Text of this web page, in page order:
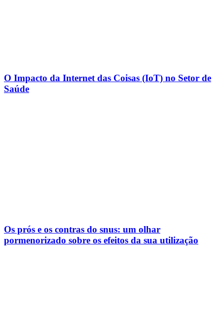
O Impacto da Internet das Coisas (IoT) no Setor de
Saúde
Os prós e os contras do snus: um olhar
pormenorizado sobre os efeitos da sua utilização